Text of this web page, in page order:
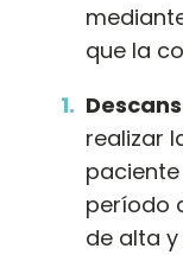
que la
realizar
período
de alta